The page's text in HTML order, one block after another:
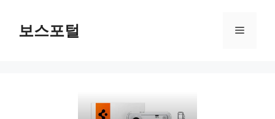
보스포털 메